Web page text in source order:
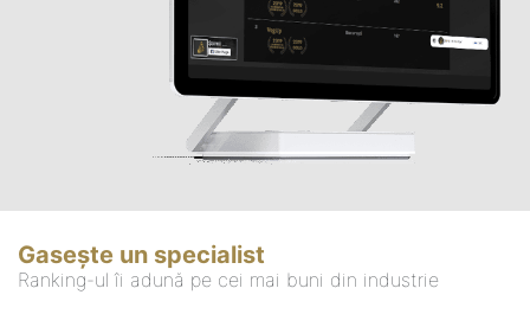
Gasește un specialist
Ranking-ul îi adună pe cei mai buni din industrie